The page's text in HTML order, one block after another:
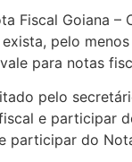
Fiscal Goiana
pelo
para notas
pelo
e participar
participar do